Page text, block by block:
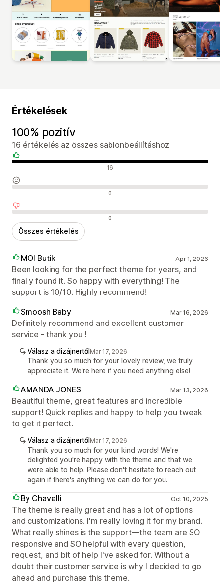
Értékelések
100% pozitív
16 értékelés az összes sablonbeállításhoz
Pozitív értékelések 16
Semleges értékelések 0
Negatív értékelések 0
Összes értékelés
MOI Butik Apr 1, 2026
Been looking for the perfect theme for years, and
finally found it. So happy with everything! The
support is 10/10. Highly recommend!
Smoosh Baby
Mar 16, 2026
Definitely recommend and excellent customer
service - thank you !
Válasz a dizájnertőlMar 17, 2026
Thank you so much for your lovely review, we truly
appreciate it. We're here if you need anything else!
AMANDA JONES Mar 13, 2026
Beautiful theme, great features and incredible
support! Quick replies and happy to help you tweak
to get it perfect.
Válasz a dizájnertőlMar 17, 2026
Thank you so much for your kind words! We're
delighted you're happy with the theme and that we
were able to help. Please don't hesitate to reach out
again if there's anything we can do for you.
By Chavelli Oct 10, 2025
The theme is really great and has a lot of options
and customizations. I'm really loving it for my brand.
What really shines is the support—the team are SO
responsive and SO helpful with every question,
request, and bit of help I've asked for. Without a
doubt their customer service is why I decided to go
ahead and purchase this theme.